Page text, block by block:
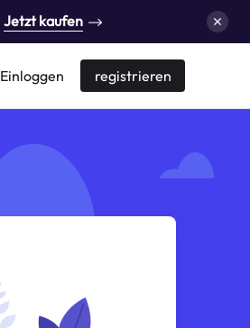
Jetzt kaufen
Einloggen registrieren